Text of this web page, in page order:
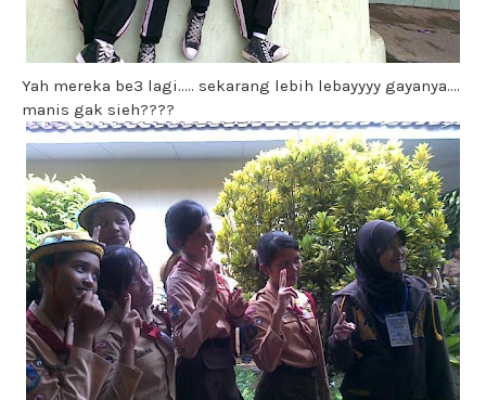
Yah mereka be3 lagi..... sekarang lebih lebayyyy gayanya....
manis gak sieh????